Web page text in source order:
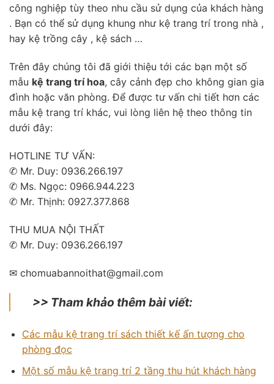
công nghiệp tùy theo nhu cầu sử dụng của khách hàng
. Bạn có thể sử dụng khung như kệ trang trí trong nhà ,
hay kệ trồng cây , kệ sách …
Trên đây chúng tôi đã giới thiệu tới các bạn một số
mẫu kệ trang trí hoa, cây cảnh đẹp cho không gian gia
đình hoặc văn phòng. Để được tư vấn chi tiết hơn các
mẫu kệ trang trí khác, vui lòng liên hệ theo thông tin
dưới đây:
HOTLINE TƯ VẤN:
✆ Mr. Duy: 0936.266.197
✆ Ms. Ngọc: 0966.944.223
✆ Mr. Thịnh: 0927.377.868
THU MUA NỘI THẤT
✆ Mr. Duy: 0936.266.197
✉ chomuabannoithat@gmail.com
>> Tham khảo thêm bài viết:
Các mẫu kệ trang trí sách thiết kế ấn tượng cho
phòng đọc
Một số mẫu kệ trang trí 2 tầng thu hút khách hàng